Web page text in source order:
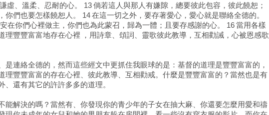
虛、溫柔、忍耐的心。 13 倘若這人與那人有嫌隙，總要彼此包容，彼此饒恕；
你們也要怎樣饒恕人。 14 在這一切之外，要存著愛心，愛心就是聯絡全德的。
在你們心裡做主，你們也為此蒙召，歸為一體；且要存感謝的心。 16 當用各樣
理豐豐富富地存在心裡 ，用詩章、頌詞、靈歌彼此教導，互相勸誡，心被恩感歌
是連絡全德的，然而這些經文中更抓住我眼球的是：基督的道理是豐豐富富的，
理豐豐富富的存在心裡、彼此教導、互相勸戒。什麼是豐豐富富的？當然也是有
、還有其它的許許多多的道理。
能解決的嗎？當然有、你發現你的青少年的子女在抽大麻、你還要怎麼用愛和禱